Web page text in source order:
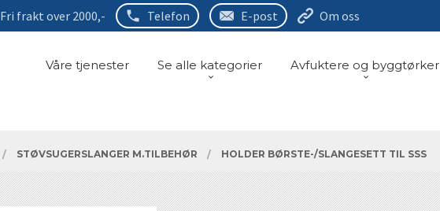
Fri frakt over 2000,- Telefon E-post Om oss
Våre tjenester Se alle kategorier Avfuktere og byggtørker
STØVSUGERSLANGER M.TILBEHØR HOLDER BØRSTE-/SLANGESETT TIL SSS